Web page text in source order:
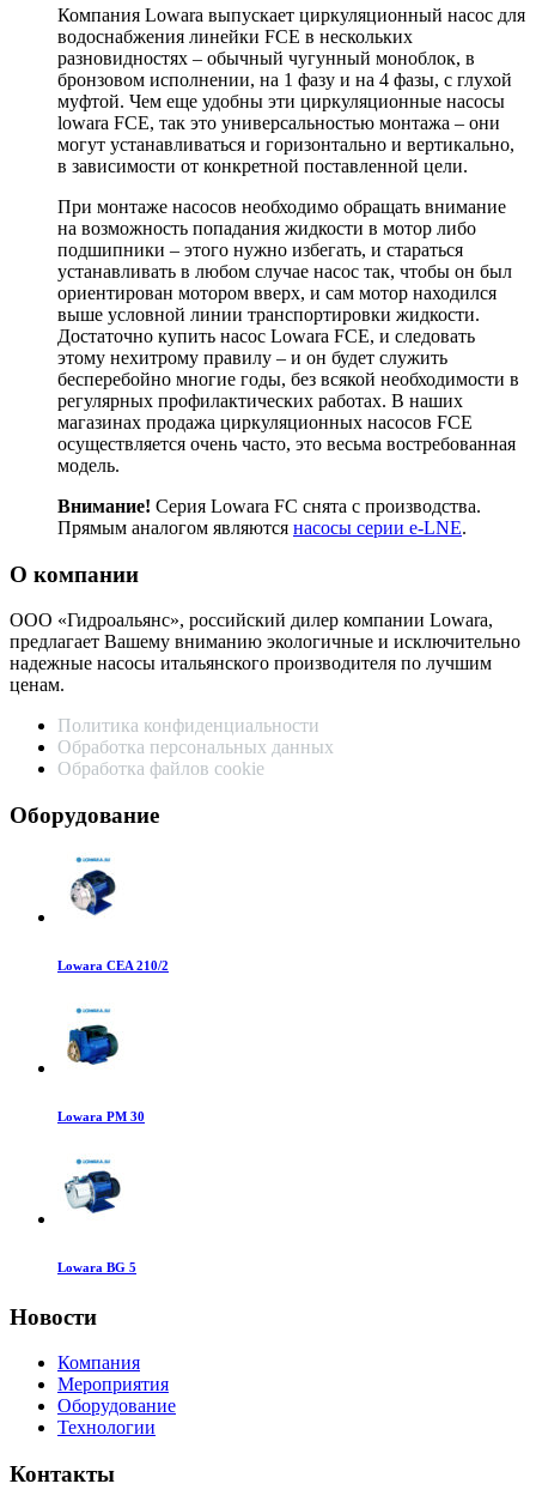
Компания Lowara выпускает циркуляционный насос для
водоснабжения линейки FCE в нескольких
разновидностях – обычный чугунный моноблок, в
бронзовом исполнении, на 1 фазу и на 4 фазы, с глухой
муфтой. Чем еще удобны эти циркуляционные насосы
lowara FCE, так это универсальностью монтажа – они
могут устанавливаться и горизонтально и вертикально,
в зависимости от конкретной поставленной цели.
При монтаже насосов необходимо обращать внимание
на возможность попадания жидкости в мотор либо
подшипники – этого нужно избегать, и стараться
устанавливать в любом случае насос так, чтобы он был
ориентирован мотором вверх, и сам мотор находился
выше условной линии транспортировки жидкости.
Достаточно купить насос Lowara FCE, и следовать
этому нехитрому правилу – и он будет служить
бесперебойно многие годы, без всякой необходимости в
регулярных профилактических работах. В наших
магазинах продажа циркуляционных насосов FCE
осуществляется очень часто, это весьма востребованная
модель.
Внимание! Серия Lowara FC снята с производства.
Прямым аналогом являются насосы серии e-LNE.
О компании
ООО «Гидроальянс», российский дилер компании Lowara,
предлагает Вашему вниманию экологичные и исключительно
надежные насосы итальянского производителя по лучшим
ценам.
Политика конфиденциальности
Обработка персональных данных
Обработка файлов cookie
Оборудование
Lowara CEA 210/2
Lowara PM 30
Lowara BG 5
Новости
Компания
Мероприятия
Оборудование
Технологии
Контакты